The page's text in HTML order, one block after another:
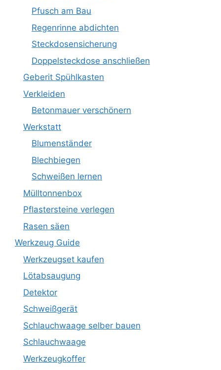
Pfusch am Bau
Regenrinne abdichten
Steckdosensicherung
Doppelsteckdose anschließen
Geberit Spühlkasten
Verkleiden
Betonmauer verschönern
Werkstatt
Blumenständer
Blechbiegen
Schweißen lernen
Mülltonnenbox
Pflastersteine verlegen
Rasen säen
Werkzeug Guide
Werkzeugset kaufen
Lötabsaugung
Detektor
Schweißgerät
Schlauchwaage selber bauen
Schlauchwaage
Werkzeugkoffer